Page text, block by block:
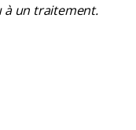
à un traitement.